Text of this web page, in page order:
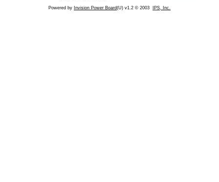
Powered by Invision Power Board(U) v1.2 © 2003 IPS, Inc.